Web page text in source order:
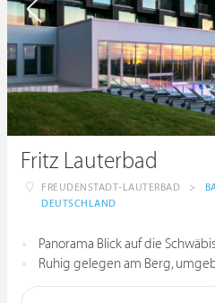
Fritz Lauterbad
FREUDENSTADT-LAUTERBAD >
DEUTSCHLAND
Panorama Blick auf die
Ruhig gelegen am Berg,